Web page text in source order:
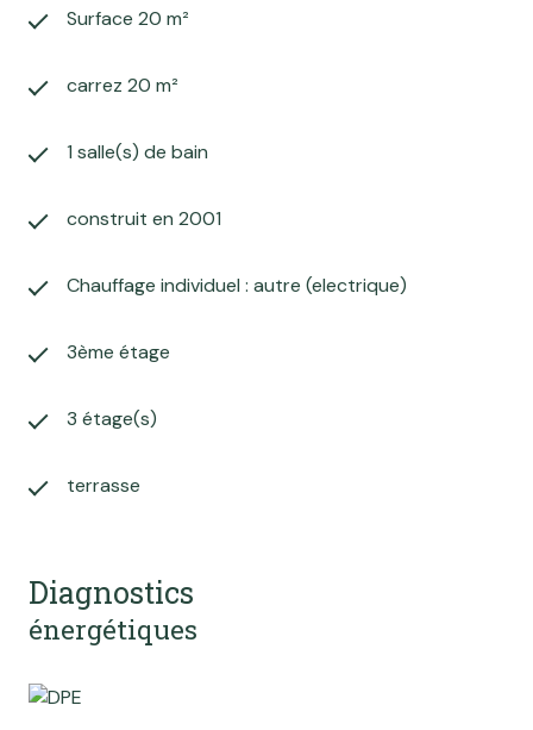
Surface 20 m²
carrez 20 m²
1 salle(s) de bain
construit en 2001
Chauffage individuel : autre (electrique)
3ème étage
3 étage(s)
terrasse
Diagnostics
énergétiques